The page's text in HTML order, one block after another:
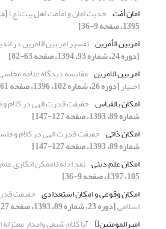
امان أمّت حدیث امان و امامت اهل بیت(ع)
1395، صفحه 9-36]
امربین الأمرین تفسیر امر بین الامرین در
[دوره 24، شماره 93، 1394، صفحه 63-82]
امر بین الامرین مقایسه دیدگاه علامه
اختیار[دوره 26، شماره 102، 1396، صفحه 61-75]
امکان بالقیاس حقیقت قدرت الهی در کلام
شماره 89، 1393، صفحه 127-147]
امکان ذاتی حقیقت قدرت الهی در کلام و
شماره 89، 1393، صفحه 127-147]
امکان علم دینی نقد ادله ناممکن انگاری
105، 1397، صفحه 9-36]
امکان وقوعی و امکان استعدادی حقیقت
اسلامی[دوره 23، شماره 89، 1393، صفحه 127-147]
امیرالمومنین
آیا کلام شیعى وامدار